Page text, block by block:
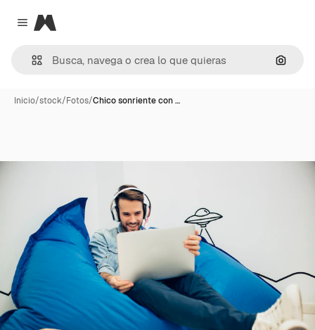
Close menu
Magnific
Inicio/stock/Fotos/Chico sonriente con …